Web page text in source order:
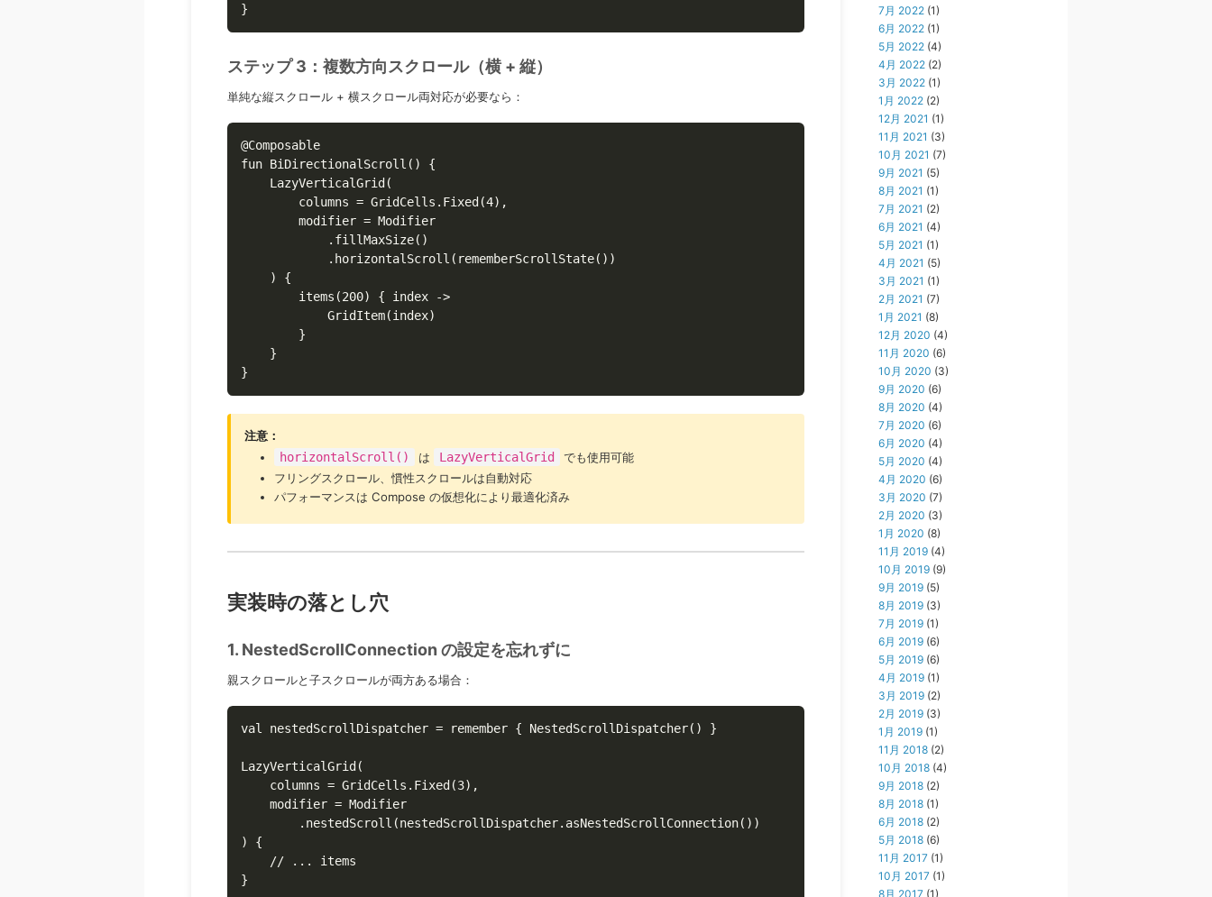
}
ステップ 3：複数方向スクロール（横 + 縦）
単純な縦スクロール + 横スクロール両対応が必要なら：
@Composable
fun BiDirectionalScroll() {
    LazyVerticalGrid(
        columns = GridCells.Fixed(4),
        modifier = Modifier
            .fillMaxSize()
            .horizontalScroll(rememberScrollState())
    ) {
        items(200) { index ->
            GridItem(index)
        }
    }
}
注意：
horizontalScroll()
は LazyVerticalGrid
でも使用可能
フリングスクロール、慣性スクロールは自動対応
パフォーマンスは Compose の仮想化により最適化済み
実装時の落とし穴
1. NestedScrollConnection の設定を忘れずに
親スクロールと子スクロールが両方ある場合：
val nestedScrollDispatcher = remember { NestedScrollDispatcher() }
LazyVerticalGrid(
    columns = GridCells.Fixed(3),
    modifier = Modifier
        .nestedScroll(nestedScrollDispatcher.asNestedScrollConnection())
) {
    // ... items
}
7月 2022 (1)
6月 2022 (1)
5月 2022 (4)
4月 2022 (2)
3月 2022 (1)
1月 2022 (2)
12月 2021 (1)
11月 2021 (3)
10月 2021 (7)
9月 2021 (5)
8月 2021 (1)
7月 2021 (2)
6月 2021 (4)
5月 2021 (1)
4月 2021 (5)
3月 2021 (1)
2月 2021 (7)
1月 2021 (8)
12月 2020 (4)
11月 2020 (6)
10月 2020 (3)
9月 2020 (6)
8月 2020 (4)
7月 2020 (6)
6月 2020 (4)
5月 2020 (4)
4月 2020 (6)
3月 2020 (7)
2月 2020 (3)
1月 2020 (8)
11月 2019 (4)
10月 2019 (9)
9月 2019 (5)
8月 2019 (3)
7月 2019 (1)
6月 2019 (6)
5月 2019 (6)
4月 2019 (1)
3月 2019 (2)
2月 2019 (3)
1月 2019 (1)
11月 2018 (2)
10月 2018 (4)
9月 2018 (2)
8月 2018 (1)
6月 2018 (2)
5月 2018 (6)
11月 2017 (1)
10月 2017 (1)
8月 2017 (1)